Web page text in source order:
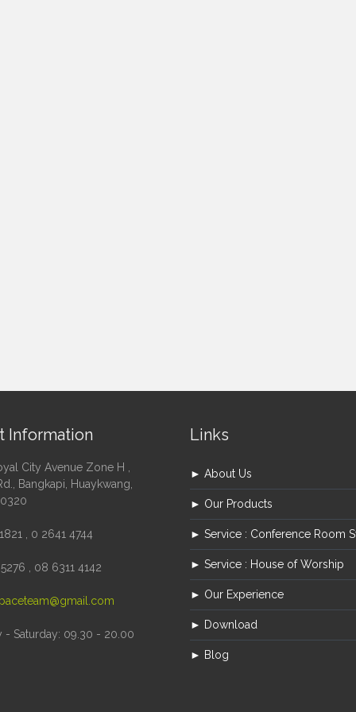
Information
City Avenue Zone H ,
Bangkapi, Huaykwang,
, 0 2641 4744
, 08 6311 4142
- Saturday: 09.30 - 20.00
Links
► About Us
► Our Products
► Service : Conference Room
► Service : House of Worship
► Our Experience
► Download
► Blog